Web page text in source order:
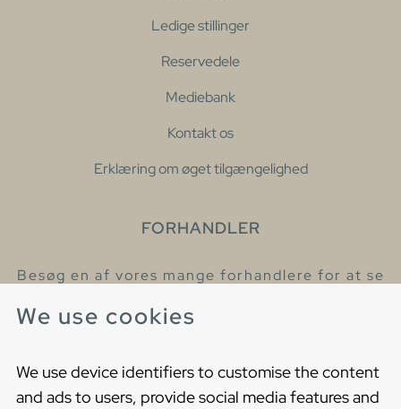
We use cookies
We use device identifiers to customise the content
and ads to users, provide social media features and
Ledige stillinger
Reservedele
Mediebank
Kontakt os
Erklæring om øget tilgængelighed
FORHANDLER
Besøg en af vores mange forhandlere for at se